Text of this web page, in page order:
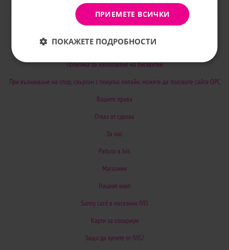
Доставка и плащане
Политиката за поверителност
Политика за използване на бисквитки
При възникване на спор, свързан с покупка онлайн, можете да ползвате сайта ОРС
Вашите права
Отказ от сделка
За нас
Работа в Ivis
Магазини
Нашият екип
Sunny card в магазини IVIS
Карти за солариум
Защо да купите от IVIS?
ПРИЕМЕТЕ ВСИЧКИ
ПОКАЖЕТЕ ПОДРОБНОСТИ
Не, благодаря